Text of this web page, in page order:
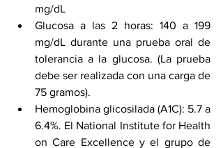
mg/dL
Glucosa a las 2 horas: 140 a 199
mg/dL durante una prueba oral de
tolerancia a la glucosa. (La prueba
debe ser realizada con una carga de
75 gramos).
Hemoglobina glicosilada (A1C): 5.7 a
6.4%. El National Institute for Health
on Care Excellence y el grupo de